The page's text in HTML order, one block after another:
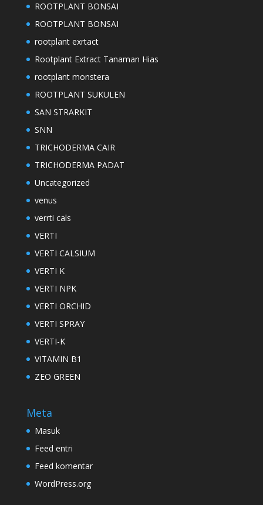
ROOTPLANT BONSAI
ROOTPLANT BONSAI
rootplant exrtact
Rootplant Extract Tanaman Hias
rootplant monstera
ROOTPLANT SUKULEN
SAN STRARKIT
SNN
TRICHODERMA CAIR
TRICHODERMA PADAT
Uncategorized
venus
verrti cals
VERTI
VERTI CALSIUM
VERTI K
VERTI NPK
VERTI ORCHID
VERTI SPRAY
VERTI-K
VITAMIN B1
ZEO GREEN
Meta
Masuk
Feed entri
Feed komentar
WordPress.org